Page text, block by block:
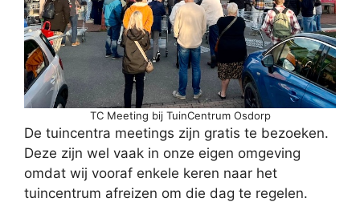
TC Meeting bij TuinCentrum Osdorp
De tuincentra meetings zijn gratis te bezoeken.
Deze zijn wel vaak in onze eigen omgeving
omdat wij vooraf enkele keren naar het
tuincentrum afreizen om die dag te regelen.